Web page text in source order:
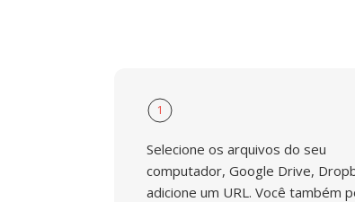
1
Selecione os arquivos do seu
computador, Google Drive,
adicione um URL. Você também